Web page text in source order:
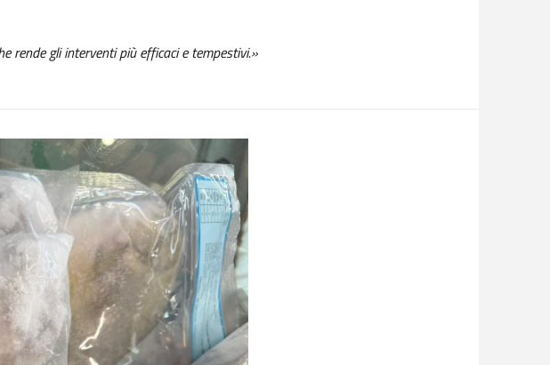
rende gli interventi più efficaci e tempestivi.»